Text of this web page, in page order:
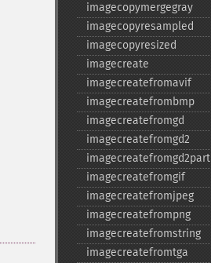
imagecopymergegray
imagecopyresampled
imagecopyresized
imagecreate
imagecreatefromavif
imagecreatefrombmp
imagecreatefromgd
imagecreatefromgd2
imagecreatefromgd2part
imagecreatefromgif
imagecreatefromjpeg
imagecreatefrompng
imagecreatefromstring
imagecreatefromtga